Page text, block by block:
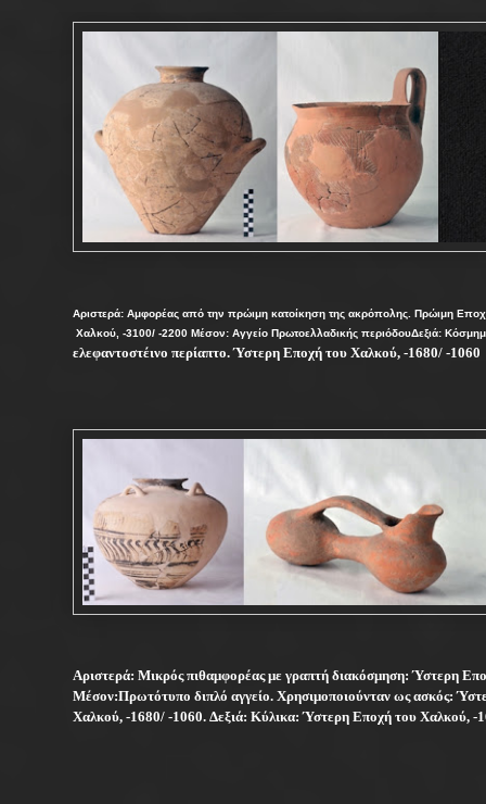
Αριστερά: Αμφορέας από την πρώιμη κατοίκηση της ακρόπολης. Πρώιμη
Χαλκού, -3100/ -2200 Μέσον: Αγγείο Πρωτοελλαδικής περιόδουΔεξιά:
ελεφαντοστέινο περίαπτο. Ύστερη Εποχή του Χαλκού, -1680/ -1060
Αριστερά: Μικρός πιθαμφορέας με γραπτή διακόσμηση: Ύστερη
Μέσον:Πρωτότυπο διπλό αγγείο. Χρησιμοποιούνταν ως ασκός:
Χαλκού, -1680/ -1060. Δεξιά: Κύλικα: Ύστερη Εποχή του Χαλκού, -